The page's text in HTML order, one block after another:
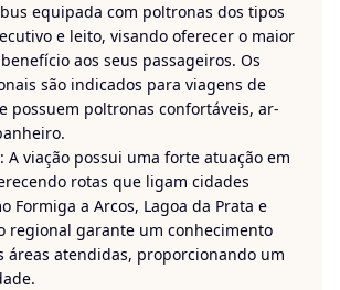
equipada com poltronas dos tipos
e leito, visando oferecer o maior
aos seus passageiros. Os
são indicados para viagens de
possuem poltronas confortáveis, ar-
: A viação possui uma forte atuação em
rotas que ligam cidades
Formiga a Arcos, Lagoa da Prata e
regional garante um conhecimento
áreas atendidas, proporcionando um